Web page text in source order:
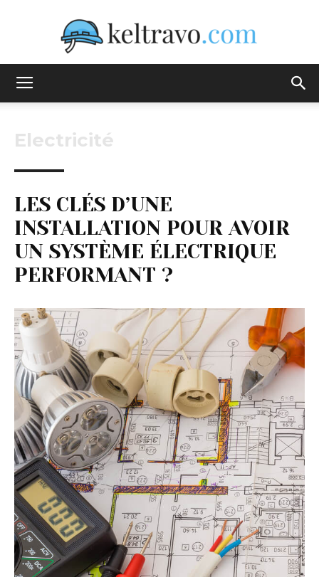
Electricité
LES CLÉS D’UNE
INSTALLATION POUR AVOIR
UN SYSTÈME ÉLECTRIQUE
PERFORMANT ?